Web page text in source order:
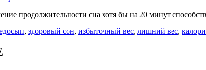
продолжительности сна хотя бы на 20 минут
, здоровый сон, избыточный вес, лишний вес,